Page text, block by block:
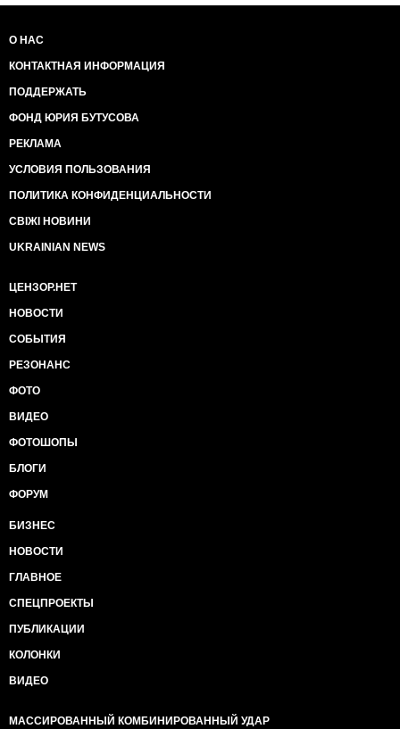
О НАС
КОНТАКТНАЯ ИНФОРМАЦИЯ
ПОДДЕРЖАТЬ
ФОНД ЮРИЯ БУТУСОВА
РЕКЛАМА
УСЛОВИЯ ПОЛЬЗОВАНИЯ
ПОЛИТИКА КОНФИДЕНЦИАЛЬНОСТИ
СВІЖІ НОВИНИ
UKRAINIAN NEWS
ЦЕНЗОР.НЕТ
НОВОСТИ
СОБЫТИЯ
РЕЗОНАНС
ФОТО
ВИДЕО
ФОТОШОПЫ
БЛОГИ
ФОРУМ
БИЗНЕС
НОВОСТИ
ГЛАВНОЕ
СПЕЦПРОЕКТЫ
ПУБЛИКАЦИИ
КОЛОНКИ
ВИДЕО
МАССИРОВАННЫЙ КОМБИНИРОВАННЫЙ УДАР